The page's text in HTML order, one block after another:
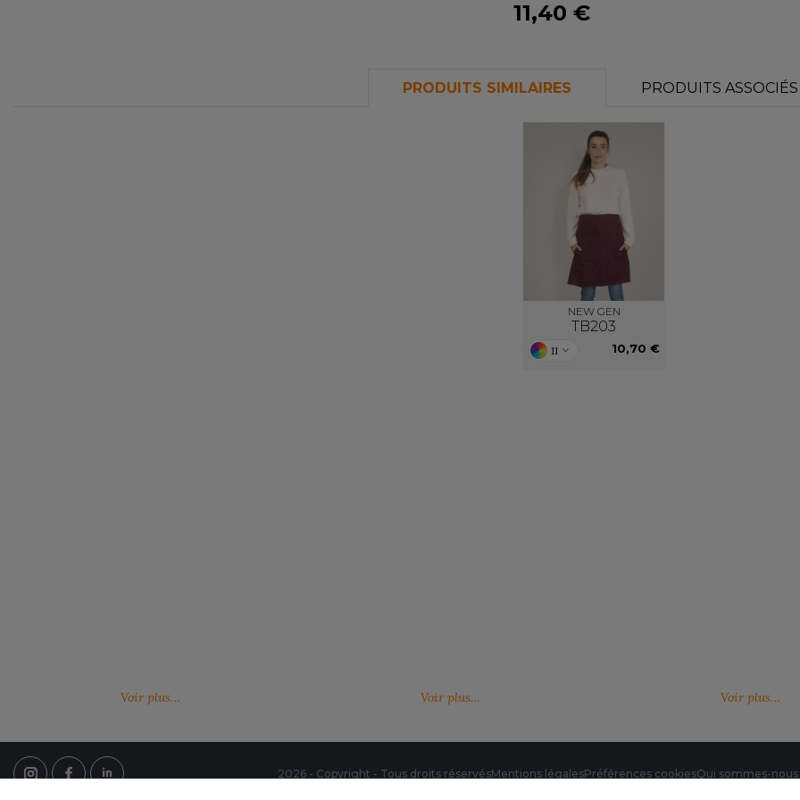
11,40 €
PRODUITS SIMILAIRES PRODUITS ASSOCIÉS
NEW GEN
TB203
11 10,70 €
Voir plus… Voir plus… Voir plus…
2026 - Copyright - Tous droits réservésMentions légalesPréférences cookiesQui sommes-nous